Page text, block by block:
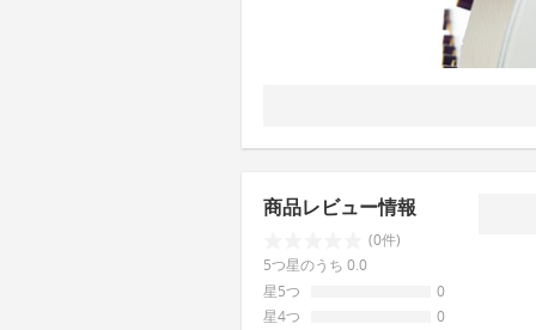
商品レビュー情報
(0件)
5つ星のうち 0.0
星5つ
0
星4つ
0